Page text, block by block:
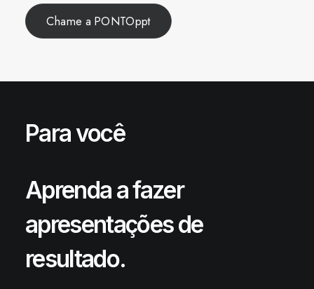
Chame a PONTOppt
Para você
Aprenda a fazer
apresentações de
resultado.